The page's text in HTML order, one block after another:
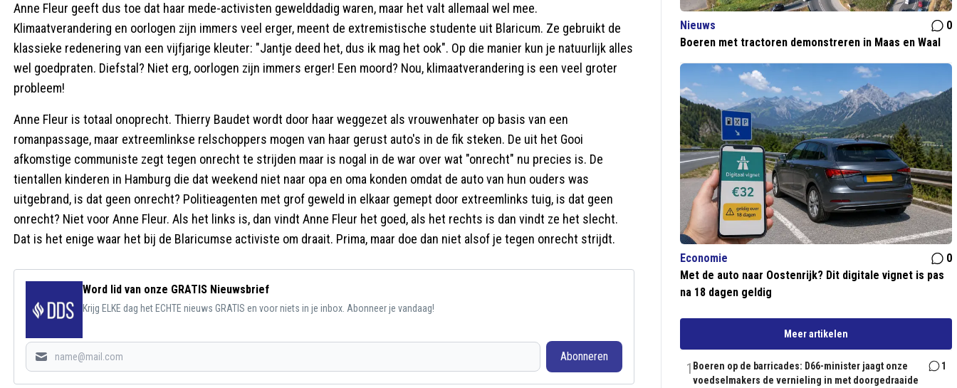
Anne Fleur geeft dus toe dat haar mede-activisten gewelddadig waren, maar het valt allemaal wel mee.
Klimaatverandering en oorlogen zijn immers veel erger, meent de extremistische studente uit Blaricum. Ze gebruikt de
klassieke redenering van een vijfjarige kleuter: "Jantje deed het, dus ik mag het ook". Op die manier kun je natuurlijk alles
wel goedpraten. Diefstal? Niet erg, oorlogen zijn immers erger! Een moord? Nou, klimaatverandering is een veel groter
probleem!
Anne Fleur is totaal onoprecht. Thierry Baudet wordt door haar weggezet als vrouwenhater op basis van een
romanpassage, maar extreemlinkse relschoppers mogen van haar gerust auto's in de fik steken. De uit het Gooi
afkomstige communiste zegt tegen onrecht te strijden maar is nogal in de war over wat "onrecht" nu precies is. De
tientallen kinderen in Hamburg die dat weekend niet naar opa en oma konden omdat de auto van hun ouders was
uitgebrand, is dat geen onrecht? Politieagenten met grof geweld in elkaar gemept door extreemlinks tuig, is dat geen
onrecht? Niet voor Anne Fleur. Als het links is, dan vindt Anne Fleur het goed, als het rechts is dan vindt ze het slecht.
Dat is het enige waar het bij de Blaricumse activiste om draait. Prima, maar doe dan niet alsof je tegen onrecht strijdt.
Word lid van onze GRATIS Nieuwsbrief
Krijg ELKE dag het ECHTE nieuws GRATIS en voor niets in je inbox. Abonneer je vandaag!
Abonneren
Nieuws
0
Boeren met tractoren demonstreren in Maas en Waal
Economie
0
Met de auto naar Oostenrijk? Dit digitale vignet is pas
na 18 dagen geldig
Meer artikelen
1 Boeren op de barricades: D66-minister jaagt onze
voedselmakers de vernieling in met doorgedraaide
1